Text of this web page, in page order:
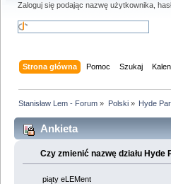
Zaloguj się podając nazwę użytkownika,
Strona główna Pomoc Szukaj
Stanisław Lem - Forum » Polski» Hyde
Ankieta
Czy zmienić nazwę działu Hyde
piąty eLEMent